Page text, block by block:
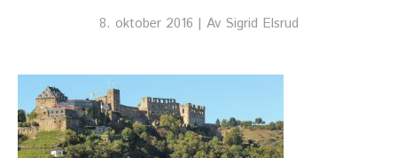
8. oktober 2016 | Av Sigrid Elsrud